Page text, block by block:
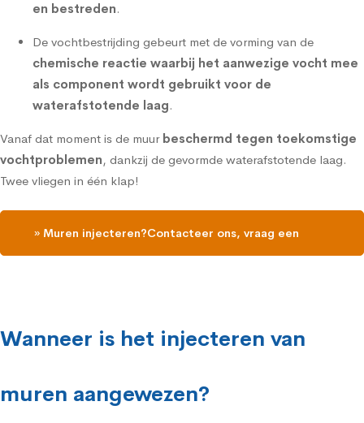
en bestreden.
De vochtbestrijding gebeurt met de vorming van de
chemische reactie waarbij het aanwezige vocht mee
als component wordt gebruikt voor de
waterafstotende laag.
Vanaf dat moment is de muur beschermd tegen toekomstige
vochtproblemen, dankzij de gevormde waterafstotende laag.
Twee vliegen in één klap!
» Muren injecteren?Contacteer ons, vraag een
Wanneer is het injecteren van
muren aangewezen?